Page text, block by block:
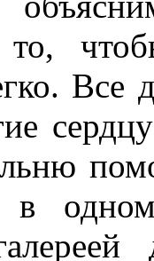
то,
Все